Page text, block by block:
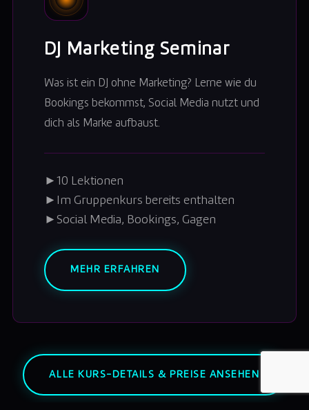
DJ Marketing Seminar
Was ist ein DJ ohne Marketing? Lerne wie du
Bookings bekommst, Social Media nutzt und
dich als Marke aufbaust.
► 10 Lektionen
► Im Gruppenkurs bereits enthalten
► Social Media, Bookings, Gagen
MEHR ERFAHREN
ALLE KURS-DETAILS & PREISE ANSEHEN